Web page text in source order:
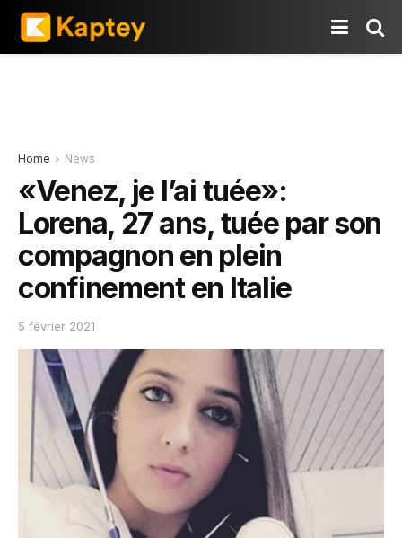
Home News
«Venez, je l’ai tuée»:
Lorena, 27 ans, tuée par son
compagnon en plein
confinement en Italie
5 février 2021